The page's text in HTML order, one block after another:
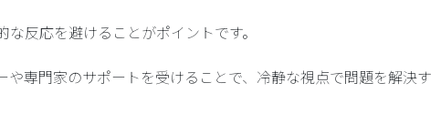
反応を避けることがポイントです。
や専門家のサポートを受けることで、冷静な視点で問題を解決す